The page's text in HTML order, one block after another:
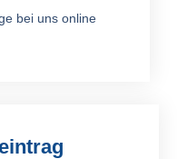
bei uns online